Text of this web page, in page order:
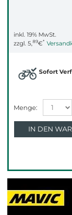
inkl. 19% MwSt.
zzgl. 5,89€*
Sofort
IN DEN